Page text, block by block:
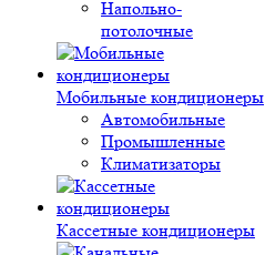
Напольно-
потолочные
Мобильные кондиционеры
Автомобильные
Промышленные
Климатизаторы
Кассетные кондиционеры